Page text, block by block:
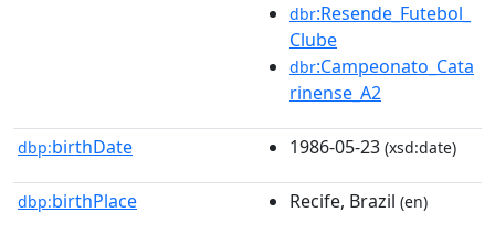
dbr:Resende_Futebol_
Clube
dbr:Campeonato_Cata
rinense_A2
dbp:birthDate 1986-05-23 (xsd:date)
dbp:birthPlace Recife, Brazil (en)